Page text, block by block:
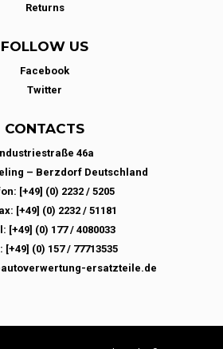
Returns
FOLLOW US
Facebook
Twitter
CONTACTS
46a
– Berzdorf Deutschland
[+49] (0) 2232 / 5205
[+49] (0) 2232 / 51181
[+49] (0) 177 / 4080033
[+49] (0) 157 / 77713535
ersatzteile.de